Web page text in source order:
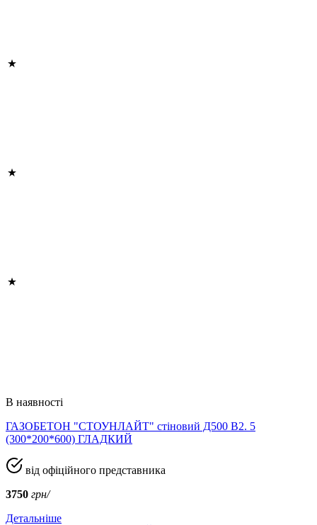
В наявності
ГАЗОБЕТОН "СТОУНЛАЙТ" стіновий Д500 В2. 5
(300*200*600) ГЛАДКИЙ
від офіційного представника
3750 грн/
Детальніше